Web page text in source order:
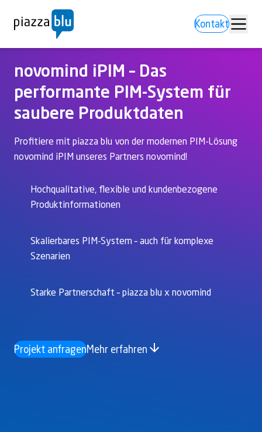
Kontakt
novomind iPIM – Das
performante PIM-System für
saubere Produktdaten
Profitiere mit piazza blu von der modernen PIM-Lösung
novomind iPIM unseres Partners novomind!
Hochqualitative, flexible und kundenbezogene
Produktinformationen
Skalierbares PIM-System – auch für komplexe
Szenarien
Starke Partnerschaft – piazza blu x novomind
Projekt anfragenMehr erfahren